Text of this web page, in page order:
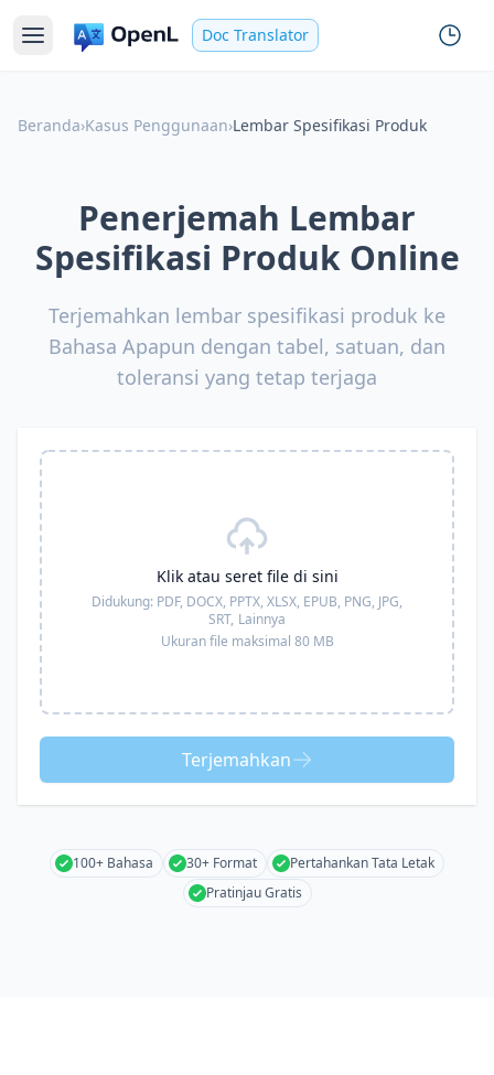
Doc Translator
Beranda›Kasus Penggunaan›Lembar Spesifikasi Produk
Penerjemah Lembar
Spesifikasi Produk Online
Terjemahkan lembar spesifikasi produk ke
Bahasa Apapun dengan tabel, satuan, dan
toleransi yang tetap terjaga
Klik atau seret file di sini
Didukung: PDF, DOCX, PPTX, XLSX, EPUB, PNG, JPG,
SRT, Lainnya
Ukuran file maksimal 80 MB
Terjemahkan
100+ Bahasa 30+ Format
Pertahankan Tata Letak
Pratinjau Gratis